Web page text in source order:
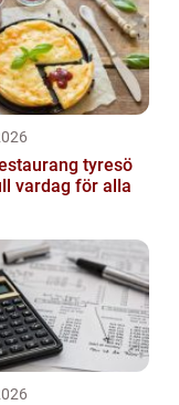
tyresö
vardag för alla